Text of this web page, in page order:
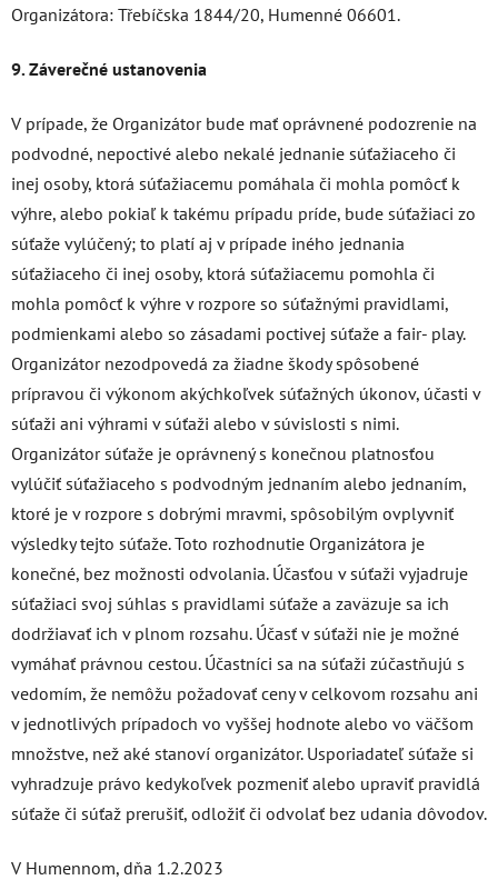
Organizátora: Třebíčska 1844/20, Humenné 06601.
9. Záverečné ustanovenia
V prípade, že Organizátor bude mať oprávnené podozrenie na
podvodné, nepoctivé alebo nekalé jednanie súťažiaceho či
inej osoby, ktorá súťažiacemu pomáhala či mohla pomôcť k
výhre, alebo pokiaľ k takému prípadu príde, bude súťažiaci zo
súťaže vylúčený; to platí aj v prípade iného jednania
súťažiaceho či inej osoby, ktorá súťažiacemu pomohla či
mohla pomôcť k výhre v rozpore so súťažnými pravidlami,
podmienkami alebo so zásadami poctivej súťaže a fair- play.
Organizátor nezodpovedá za žiadne škody spôsobené
prípravou či výkonom akýchkoľvek súťažných úkonov, účasti v
súťaži ani výhrami v súťaži alebo v súvislosti s nimi.
Organizátor súťaže je oprávnený s konečnou platnosťou
vylúčiť súťažiaceho s podvodným jednaním alebo jednaním,
ktoré je v rozpore s dobrými mravmi, spôsobilým ovplyvniť
výsledky tejto súťaže. Toto rozhodnutie Organizátora je
konečné, bez možnosti odvolania. Účasťou v súťaži vyjadruje
súťažiaci svoj súhlas s pravidlami súťaže a zaväzuje sa ich
dodržiavať ich v plnom rozsahu. Účasť v súťaži nie je možné
vymáhať právnou cestou. Účastníci sa na súťaži zúčastňujú s
vedomím, že nemôžu požadovať ceny v celkovom rozsahu ani
v jednotlivých prípadoch vo vyššej hodnote alebo vo väčšom
množstve, než aké stanoví organizátor. Usporiadateľ súťaže si
vyhradzuje právo kedykoľvek pozmeniť alebo upraviť pravidlá
súťaže či súťaž prerušiť, odložiť či odvolať bez udania dôvodov.
V Humennom, dňa 1.2.2023